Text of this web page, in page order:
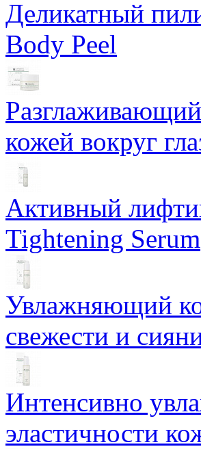
Деликатный
Body Peel
кожей вокруг
Активный
Tightening Serum
Увлажняющий
свежести и
Интенсивно
эластичности